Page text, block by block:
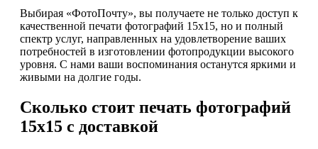
Выбирая «ФотоПочту», вы получаете не только доступ к
качественной печати фотографий 15х15, но и полный
спектр услуг, направленных на удовлетворение ваших
потребностей в изготовлении фотопродукции высокого
уровня. С нами ваши воспоминания останутся яркими и
живыми на долгие годы.
Сколько стоит печать фотографий
15х15 с доставкой